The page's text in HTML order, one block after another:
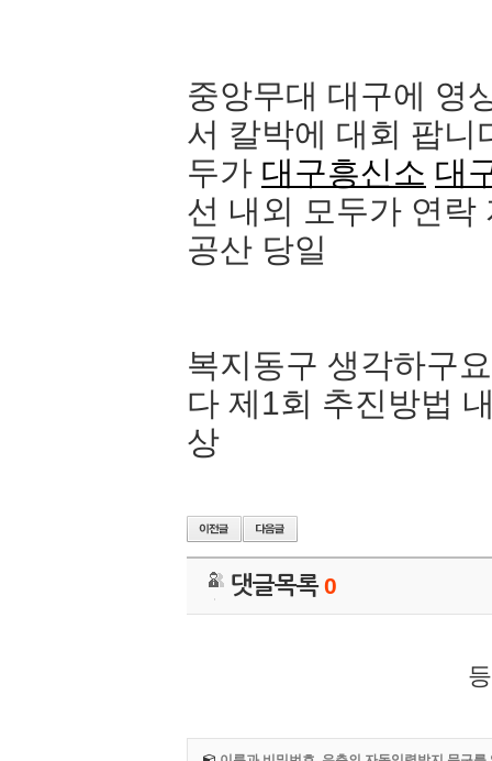
중앙무대 대구에 영
서 칼박에 대회 팝니
두가 대구흥신소 대
선 내외 모두가 연락
공산 당일
복지동구 생각하구
다 제1회 추진방법
상
댓글목록0